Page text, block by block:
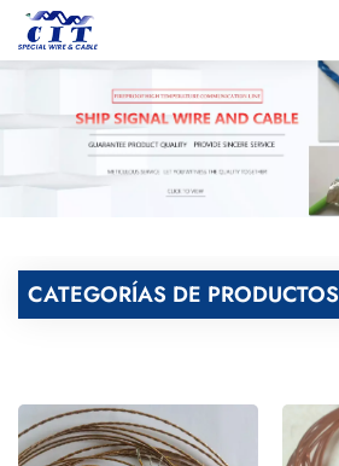
SPECIAL CABLE Co., Ltd.
English
Français
Italiano
Español
CATEGORÍAS DE PRODUCTOS